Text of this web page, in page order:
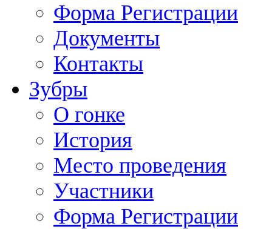
Форма Регистрации
Документы
Контакты
Зубры
О гонке
История
Место проведения
Участники
Форма Регистрации